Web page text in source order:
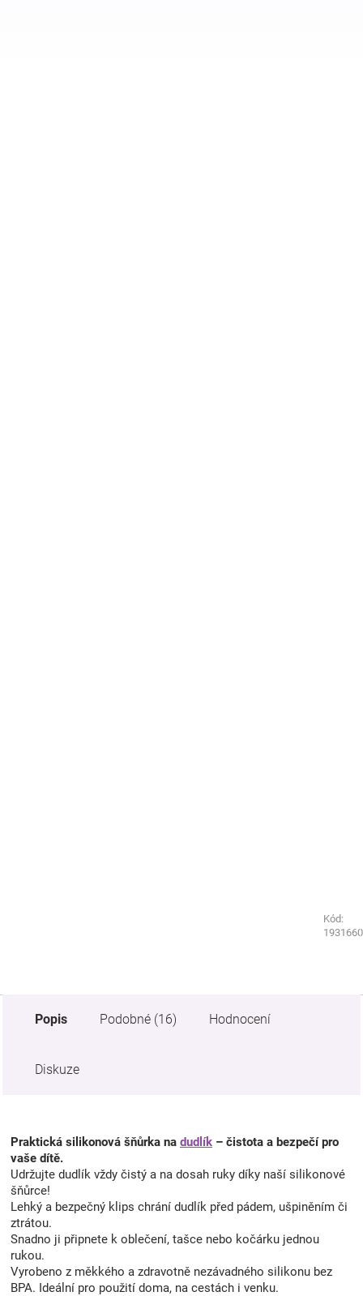
Kód:
Kód:
Popis Podobné (16) Hodnocení
Diskuze
Praktická silikonová šňůrka na dudlík – čistota a bezpečí pro
vaše dítě.
Udržujte dudlík vždy čistý a na dosah ruky díky naší silikonové
šňůrce!
Lehký a bezpečný klips chrání dudlík před pádem, ušpiněním či
ztrátou.
Snadno ji připnete k oblečení, tašce nebo kočárku jednou
rukou.
Vyrobeno z měkkého a zdravotně nezávadného silikonu bez
BPA. Ideální pro použití doma, na cestách i venku.